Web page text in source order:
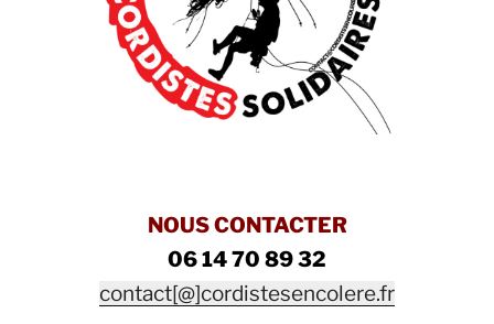
NOUS CONTACTER
06 14 70 89 32
contact[@]cordistesencolere.fr